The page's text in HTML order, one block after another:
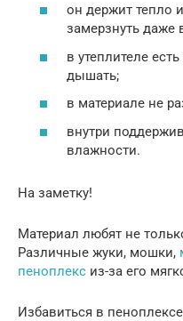
он держит тепло
замерзнуть даже
в утеплителе
дышать;
в материале не
внутри
влажности.
На заметку!
Материал любят не
Различные жуки, мошки,
пеноплекс из-за его
Избавиться в